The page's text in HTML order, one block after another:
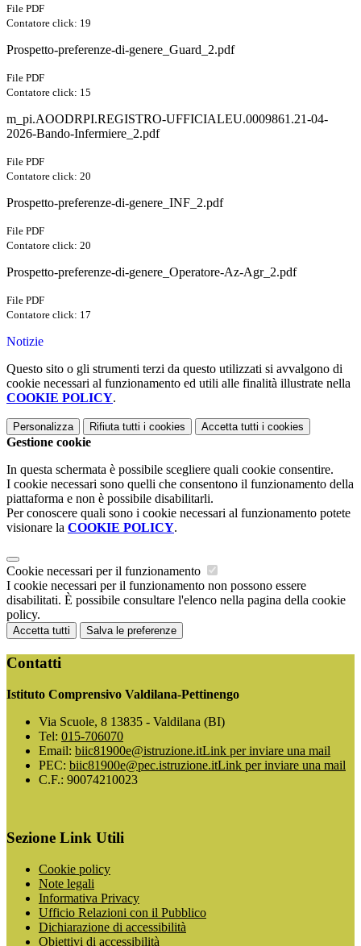
File PDF
Contatore click: 19
Prospetto-preferenze-di-genere_Guard_2.pdf
File PDF
Contatore click: 15
m_pi.AOODRPI.REGISTRO-UFFICIALEU.0009861.21-04-
2026-Bando-Infermiere_2.pdf
File PDF
Contatore click: 20
Prospetto-preferenze-di-genere_INF_2.pdf
File PDF
Contatore click: 20
Prospetto-preferenze-di-genere_Operatore-Az-Agr_2.pdf
File PDF
Contatore click: 17
Notizie
Questo sito o gli strumenti terzi da questo utilizzati si avvalgono di
cookie necessari al funzionamento ed utili alle finalità illustrate nella
COOKIE POLICY.
Personalizza Rifiuta tutti i cookies Accetta tutti i cookies
Gestione cookie
In questa schermata è possibile scegliere quali cookie consentire.
I cookie necessari sono quelli che consentono il funzionamento della
piattaforma e non è possibile disabilitarli.
Per conoscere quali sono i cookie necessari al funzionamento potete
visionare la COOKIE POLICY.
Cookie necessari per il funzionamento
I cookie necessari per il funzionamento non possono essere
disabilitati. È possibile consultare l'elenco nella pagina della cookie
policy.
Accetta tutti Salva le preferenze
Contatti
Istituto Comprensivo Valdilana-Pettinengo
Via Scuole, 8 13835 - Valdilana (BI)
Tel: 015-706070
Email: biic81900e@istruzione.itLink per inviare una mail
PEC: biic81900e@pec.istruzione.itLink per inviare una mail
C.F.: 90074210023
Sezione Link Utili
Cookie policy
Note legali
Informativa Privacy
Ufficio Relazioni con il Pubblico
Dichiarazione di accessibilità
Obiettivi di accessibilità